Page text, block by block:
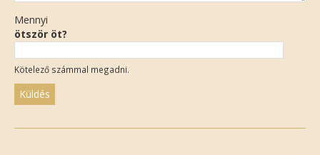
Mennyi
ötször öt?
Kötelező számmal megadni.